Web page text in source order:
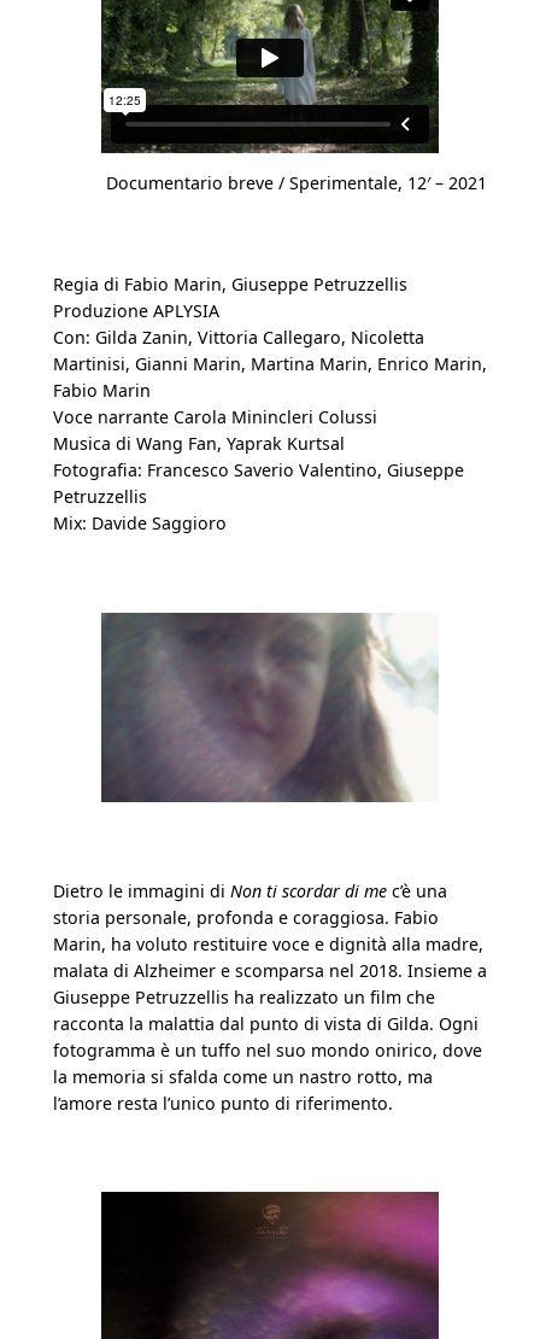
Documentario breve / Sperimentale, 12′ – 2021
Regia di Fabio Marin, Giuseppe Petruzzellis
Produzione APLYSIA
Con: Gilda Zanin, Vittoria Callegaro, Nicoletta
Martinisi, Gianni Marin, Martina Marin, Enrico Marin,
Fabio Marin
Voce narrante Carola Minincleri Colussi
Musica di Wang Fan, Yaprak Kurtsal
Fotografia: Francesco Saverio Valentino, Giuseppe
Petruzzellis
Mix: Davide Saggioro
Dietro le immagini di Non ti scordar di me c’è una
storia personale, profonda e coraggiosa. Fabio
Marin, ha voluto restituire voce e dignità alla madre,
malata di Alzheimer e scomparsa nel 2018. Insieme a
Giuseppe Petruzzellis ha realizzato un film che
racconta la malattia dal punto di vista di Gilda. Ogni
fotogramma è un tuffo nel suo mondo onirico, dove
la memoria si sfalda come un nastro rotto, ma
l’amore resta l’unico punto di riferimento.